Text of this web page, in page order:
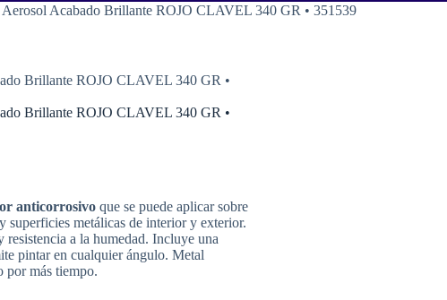
Acabado Brillante ROJO CLAVEL 340 GR • 351539
Brillante ROJO CLAVEL 340 GR •
Brillante ROJO CLAVEL 340 GR •
anticorrosivo que se puede aplicar sobre
metálicas de interior y exterior.
a la humedad. Incluye una
pintar en cualquier ángulo. Metal
por más tiempo.